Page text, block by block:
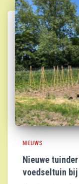
NIEUWS
Nieuwe
voedseltuin bij